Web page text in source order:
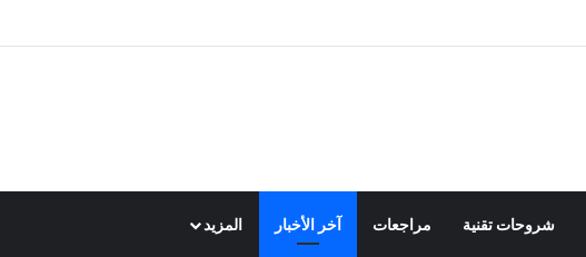
شروحات تقنية مراجعات آخر الأخبار المزيد